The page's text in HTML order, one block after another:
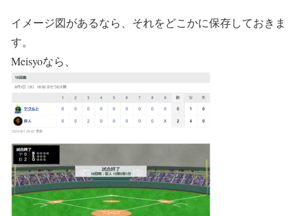
イメージ図があるなら、それをどこかに保存しておきま
す。
Meisyoなら、